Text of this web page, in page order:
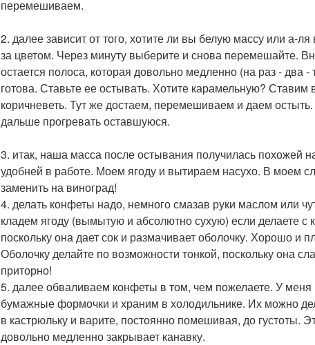
перемешиваем.
2. далее зависит от того, хотите ли вы белую массу или а-
за цветом. Через минуту выберите и снова перемешайте.
остается полоса, которая довольно медленно (на раз - два
готова. Ставьте ее остывать. Хотите карамельную?
коричневеть. Тут же достаем, перемешиваем и даем
дальше прогревать оставшуюся.
3. итак, наша масса после остывания получилась похожей
удобней в работе. Моем ягоду и вытираем насухо. В моем
заменить на виноград!
4. делать конфеты надо, немного смазав руки маслом или
кладем ягоду (вымытую и абсолютно сухую) если делаете с
поскольку она дает сок и размачивает оболочку. Хорошо и
Оболочку делайте по возможности тонкой, поскольку она
приторно!
5. далее обваливаем конфеты в том, чем пожелаете. У
бумажные формочки и храним в холодильнике. Их можно
в кастрюльку и варите, постоянно помешивая, до густоты.
довольно медленно закрывает канавку.